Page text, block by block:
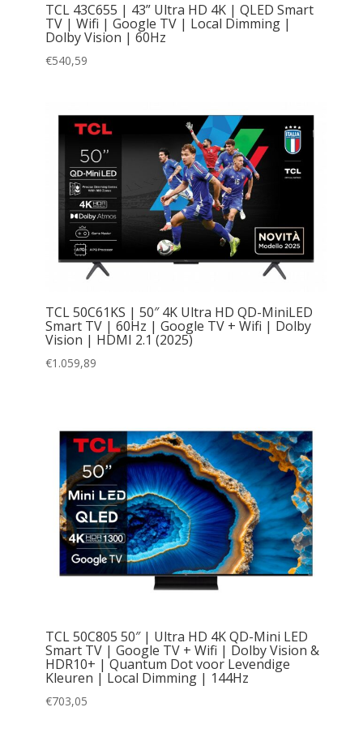
TCL 43C655 | 43” Ultra HD 4K | QLED Smart
TV | Wifi | Google TV | Local Dimming |
Dolby Vision | 60Hz
€540,59
TCL 50C61KS | 50″ 4K Ultra HD QD-MiniLED
Smart TV | 60Hz | Google TV + Wifi | Dolby
Vision | HDMI 2.1 (2025)
€1.059,89
TCL 50C805 50″ | Ultra HD 4K QD-Mini LED
Smart TV | Google TV + Wifi | Dolby Vision &
HDR10+ | Quantum Dot voor Levendige
Kleuren | Local Dimming | 144Hz
€703,05